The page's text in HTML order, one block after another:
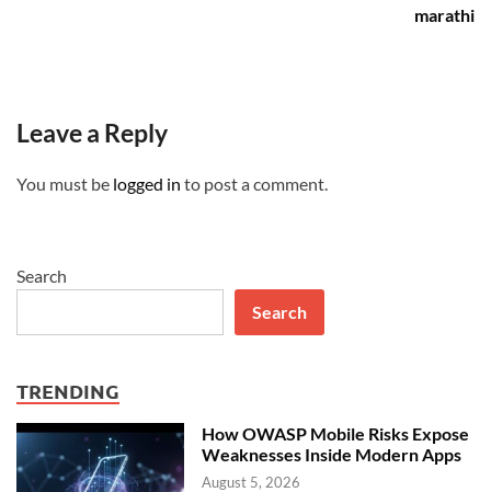
marathi
Leave a Reply
You must be logged in to post a comment.
Search
Search
TRENDING
How OWASP Mobile Risks Expose
Weaknesses Inside Modern Apps
August 5, 2026